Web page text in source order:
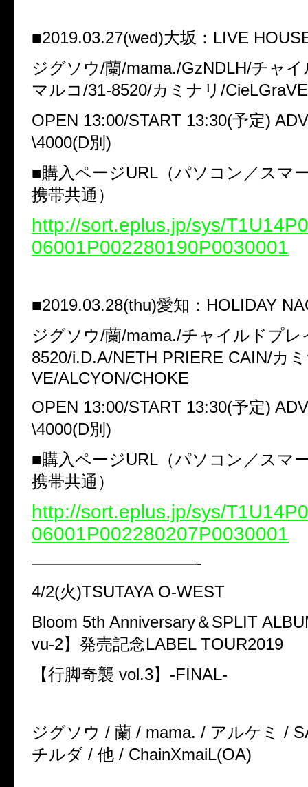
■2019.03.27(wed)大坂：LIVE
ジグソウ/蘭/mama./GzNDLH/チャ
マルコ/31-8520/カミナリ/
OPEN 13:00/START 13:30(予定)
\4000(D別)
■購入ページURL（パソコン／スマ
携帯共通）
http://sort.eplus.jp/sys/
06001P002280190P0030001
■2019.03.28(thu)愛知：HOLIDAY
ジグソウ/蘭/mama./チャイルドプレ
8520/i.D.A/NETH PRIERE CAIN/カ
VE/ALCYON/CHOKE
OPEN 13:00/START 13:30(予定)
\4000(D別)
■購入ページURL（パソコン／スマ
携帯共通）
http://sort.eplus.jp/sys/
06001P002280207P0030001
——————————-
4/2(火)TSUTAYA O-WEST
Bloom 5th Anniversary＆SPLIT
vu-2】発売記念LABEL TOUR2019
【行脚奇襲 vol.3】-FINAL-
ジグソウ / 蘭 / mama. / アルケミ /
チルダ / 他 / ChainXmaiL(OA)